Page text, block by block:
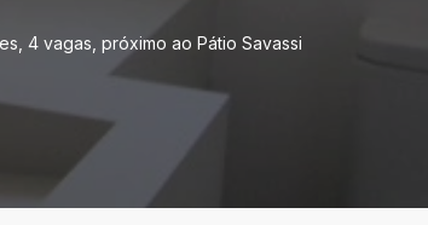
4 vagas, próximo ao Pátio Savassi